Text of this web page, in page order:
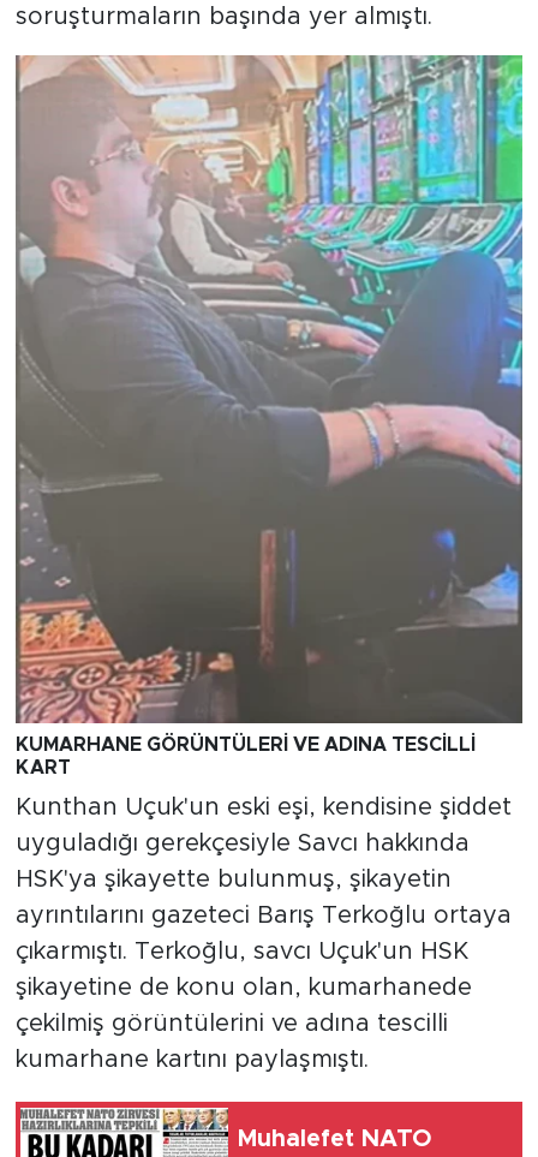
soruşturmaların başında yer almıştı.
KUMARHANE GÖRÜNTÜLERİ VE ADINA TESCİLLİ
KART
Kunthan Uçuk'un eski eşi, kendisine şiddet
uyguladığı gerekçesiyle Savcı hakkında
HSK'ya şikayette bulunmuş, şikayetin
ayrıntılarını gazeteci Barış Terkoğlu ortaya
çıkarmıştı. Terkoğlu, savcı Uçuk'un HSK
şikayetine de konu olan, kumarhanede
çekilmiş görüntülerini ve adına tescilli
kumarhane kartını paylaşmıştı.
Muhalefet NATO